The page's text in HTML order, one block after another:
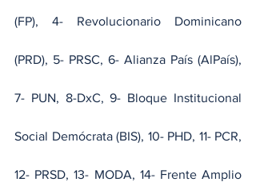
(FP), 4- Revolucionario Dominicano
(PRD), 5- PRSC, 6- Alianza País (AlPaís),
7- PUN, 8-DxC, 9- Bloque Institucional
Social Demócrata (BIS), 10- PHD, 11- PCR,
12- PRSD, 13- MODA, 14- Frente Amplio